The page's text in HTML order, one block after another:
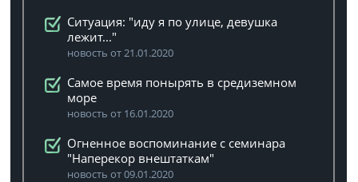
Ситуация: "иду я по улице, девушка
лежит..."
новость от 21.01.2020
Самое время понырять в средиземном
море
новость от 16.01.2020
Огненное воспоминание с семинара
"Наперекор внештаткам"
новость от 09.01.2020